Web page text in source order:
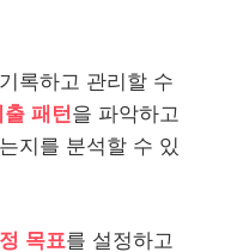
록하고 관리할 수
출 패턴 을 파악하고
지를 분석할 수 있
목표를 설정하고